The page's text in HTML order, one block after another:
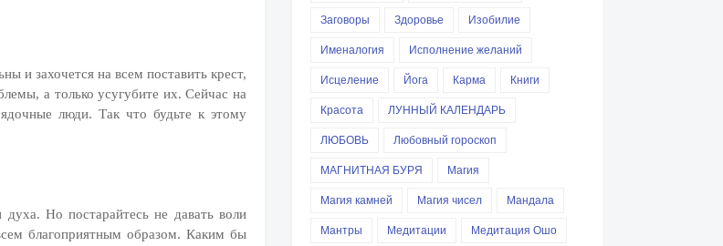
и захочется на всем поставить крест,
а только усугубите их. Сейчас на
люди. Так что будьте к этому
Но постарайтесь не давать воли
благоприятным образом. Каким бы
Заговоры
Здоровье
Изобилие
Именалогия
Исполнение желаний
Исцеление
Йога Карма
Книги
Красота
ЛУННЫЙ КАЛЕНДАРЬ
ЛЮБОВЬ
Любовный гороскоп
МАГНИТНАЯ БУРЯ
Магия
Магия камней
Магия чисел
Мандала
Мантры
Медитации
Медитация Ошо